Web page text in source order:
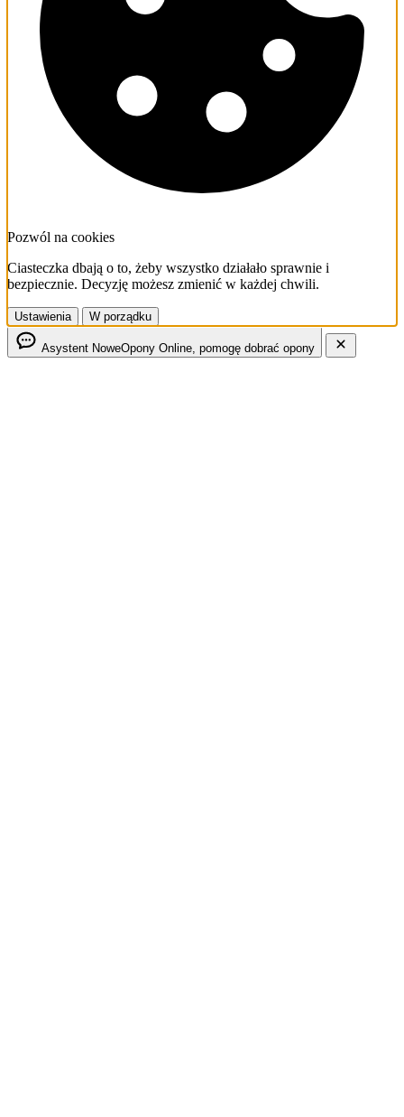
Pozwól na cookies
Ciasteczka dbają o to, żeby wszystko działało sprawnie i
bezpiecznie. Decyzję możesz zmienić w każdej chwili.
Ustawienia W porządku
Asystent NoweOpony Online, pomogę dobrać opony